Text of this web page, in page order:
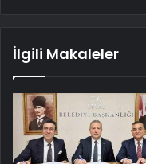
İlgili Makaleler